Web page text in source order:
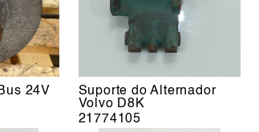
24V
Suporte do Alternador
Volvo D8K
21774105